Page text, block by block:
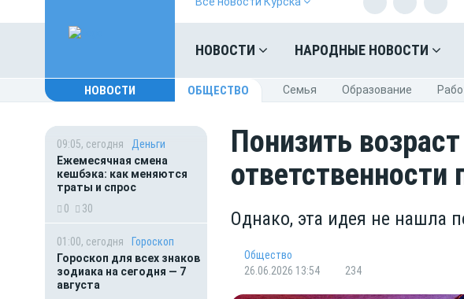
НОВОСТИ НАРОДНЫЕ НОВОСТИ
НОВОСТИ ОБЩЕСТВО Cемья Oбразование
09:05, сегодня
Деньги
Ежемесячная смена
кешбэка: как меняются
траты и спрос
0
30
01:00, сегодня
Гороскоп
Гороскоп для всех знаков
зодиака на сегодня — 7
августа
Понизить
Однако, эта идея не нашла
Общество
26.06.2026 13:54
234